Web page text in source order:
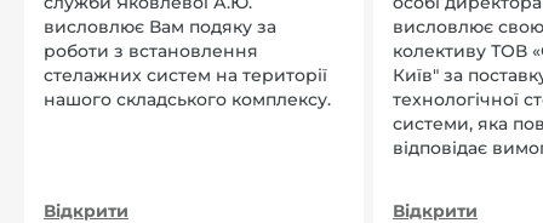
висловлює Вам подяку за
роботи з встановлення
стелажних систем на території
нашого складського комплексу.
Відкрити
висловлює
колективу ТОВ
Київ" за
технологічної
системи, яка
відповідає
Відкрити